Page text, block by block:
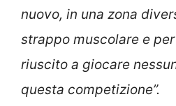
nuovo, in una zona
strappo muscolare e
riuscito a giocare
questa competizione”.